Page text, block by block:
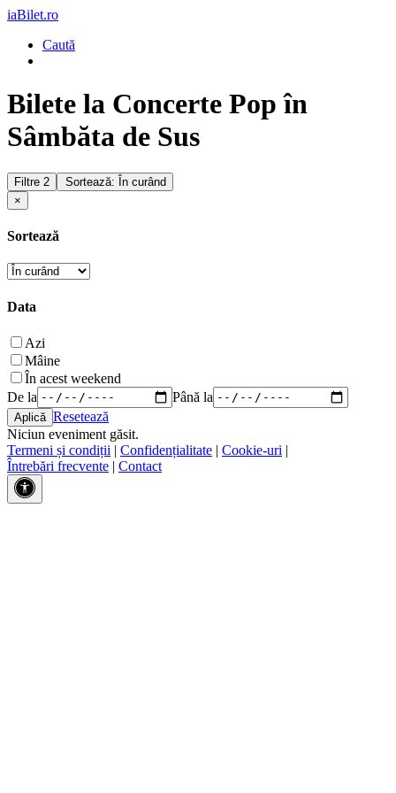
iaBilet.ro
Caută
Bilete la Concerte Pop în
Sâmbăta de Sus
Filtre 2
Sortează: În curând
×
Sortează
Data
Azi
Mâine
În acest weekend
De la
Până la
Resetează
Niciun eveniment găsit.
Termeni și condiții | Confidențialitate | Cookie-uri |
Întrebări frecvente | Contact